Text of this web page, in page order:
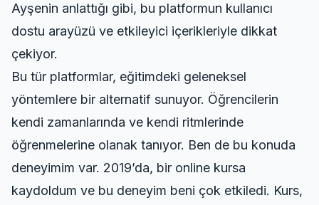
Ayşenin anlattığı gibi, bu platformun kullanıcı
dostu arayüzü ve etkileyici içerikleriyle dikkat
çekiyor.
Bu tür platformlar, eğitimdeki geleneksel
yöntemlere bir alternatif sunuyor. Öğrencilerin
kendi zamanlarında ve kendi ritmlerinde
öğrenmelerine olanak tanıyor. Ben de bu konuda
deneyimim var. 2019’da, bir online kursa
kaydoldum ve bu deneyim beni çok etkiledi. Kurs,